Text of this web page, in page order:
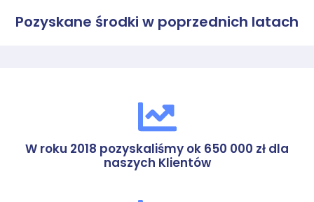
Pozyskane środki w poprzednich latach
W roku 2018 pozyskaliśmy ok 650 000 zł dla
naszych Klientów